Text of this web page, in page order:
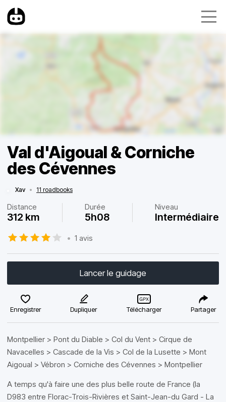
Val d'Aigoual & Corniche
des Cévennes
Xav • 11 roadbooks
Distance
312 km
Durée
5h08
Niveau
Intermédiaire
• 1 avis
Lancer le guidage
Enregistrer Dupliquer Télécharger Partager
Montpellier > Pont du Diable > Col du Vent > Cirque de
Navacelles > Cascade de la Vis > Col de la Lusette > Mont
Aigoual > Vébron > Corniche des Cévennes > Montpellier
A temps qu'à faire une des plus belle route de France (la
D983 entre Florac-Trois-Rivières et Saint-Jean-du Gard - La